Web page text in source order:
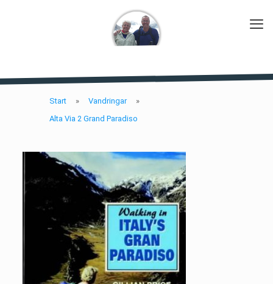
Start » Vandringar
»
Alta Via 2 Grand Paradiso